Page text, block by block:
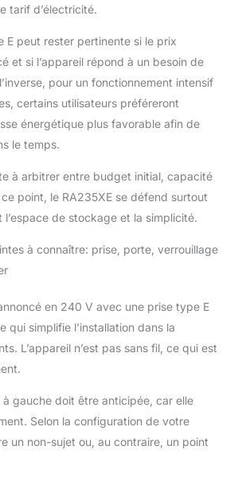
tarif d’électricité.
E peut rester pertinente si le prix
et si l’appareil répond à un besoin de
pour un fonctionnement intensif
certains utilisateurs préféreront
énergétique plus favorable afin de
le temps.
à arbitrer entre budget initial, capacité
point, le RA235XE se défend surtout
l’espace de stockage et la simplicité.
à connaître: prise, porte, verrouillage
en 240 V avec une prise type E
qui simplifie l’installation dans la
L’appareil n’est pas sans fil, ce qui est
gauche doit être anticipée, car elle
Selon la configuration de votre
un non-sujet ou, au contraire, un point